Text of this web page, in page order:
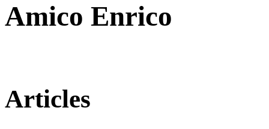
Amico Enrico
Articles